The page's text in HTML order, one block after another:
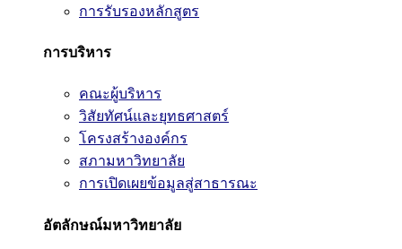
การรับรองหลักสูตร
การบริหาร
คณะผู้บริหาร
วิสัยทัศน์และยุทธศาสตร์
โครงสร้างองค์กร
สภามหาวิทยาลัย
การเปิดเผยข้อมูลสู่สาธารณะ
อัตลักษณ์มหาวิทยาลัย